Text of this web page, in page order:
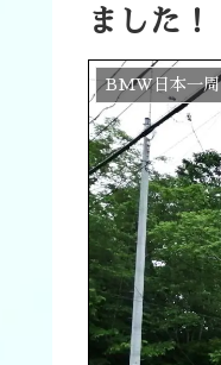
ました！
BMW日本一周